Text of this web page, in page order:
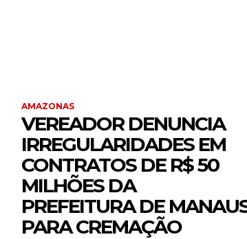
AMAZONAS
VEREADOR DENUNCIA
IRREGULARIDADES EM
CONTRATOS DE R$ 50
MILHÕES DA
PREFEITURA DE
PARA CREMAÇÃO